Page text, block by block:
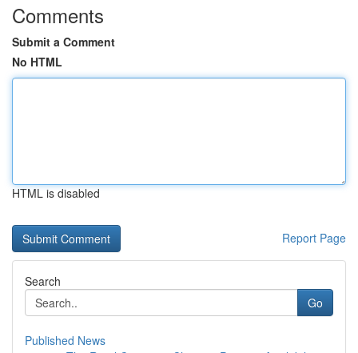
Comments
Submit a Comment
No HTML
HTML is disabled
Report Page
Search
Go
Published News